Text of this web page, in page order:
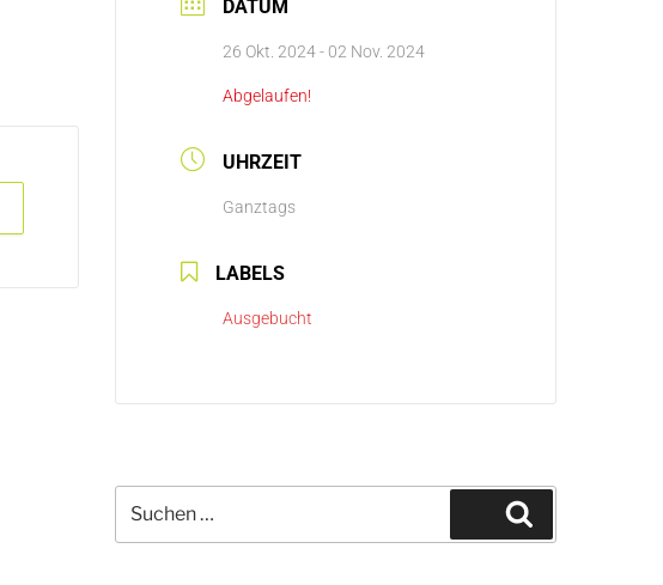
DATUM
26 Okt. 2024- 02 Nov. 2024
Abgelaufen!
UHRZEIT
Ganztags
LABELS
Ausgebucht